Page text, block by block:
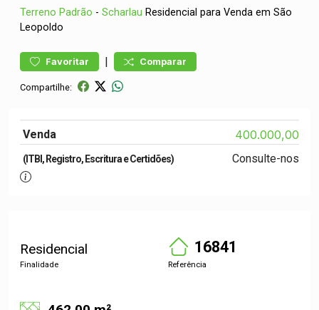
Terreno Padrão - Scharlau Residencial para Venda em São
Leopoldo
Favoritar | Comparar
Compartilhe:
Venda 400.000,00
(ITBI, Registro, Escritura e Certidões) Consulte-nos
Residencial
Finalidade
16841
Referência